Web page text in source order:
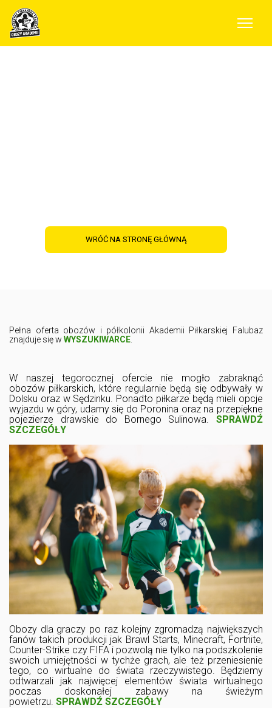
WRÓĆ NA STRONĘ GŁÓWNĄ
Pełna oferta obozów i półkolonii Akademii Piłkarskiej Falubaz
znajduje się w WYSZUKIWARCE
W naszej tegorocznej ofercie nie mogło zabraknąć
obozów piłkarskich, które regularnie będą się odbywały w
Dolsku oraz w Sędzinku. Ponadto piłkarze będą mieli opcje
wyjazdu w góry, udamy się do Poronina oraz na przepiękne
pojezierze drawskie do Bornego Sulinowa. SPRAWDŹ
SZCZEGÓŁY
Obozy dla graczy po raz kolejny zgromadzą największych
fanów takich produkcji jak Brawl Starts, Minecraft, Fortnite,
Counter-Strike czy FIFA i pozwolą nie tylko na podszkolenie
swoich umiejętności w tychże grach, ale też przeniesienie
tego, co wirtualne do świata rzeczywistego. Będziemy
odtwarzali jak najwięcej elementów świata wirtualnego
poczas doskonałej zabawy na świeżym
powietrzu. SPRAWDŹ SZCZEGÓŁY